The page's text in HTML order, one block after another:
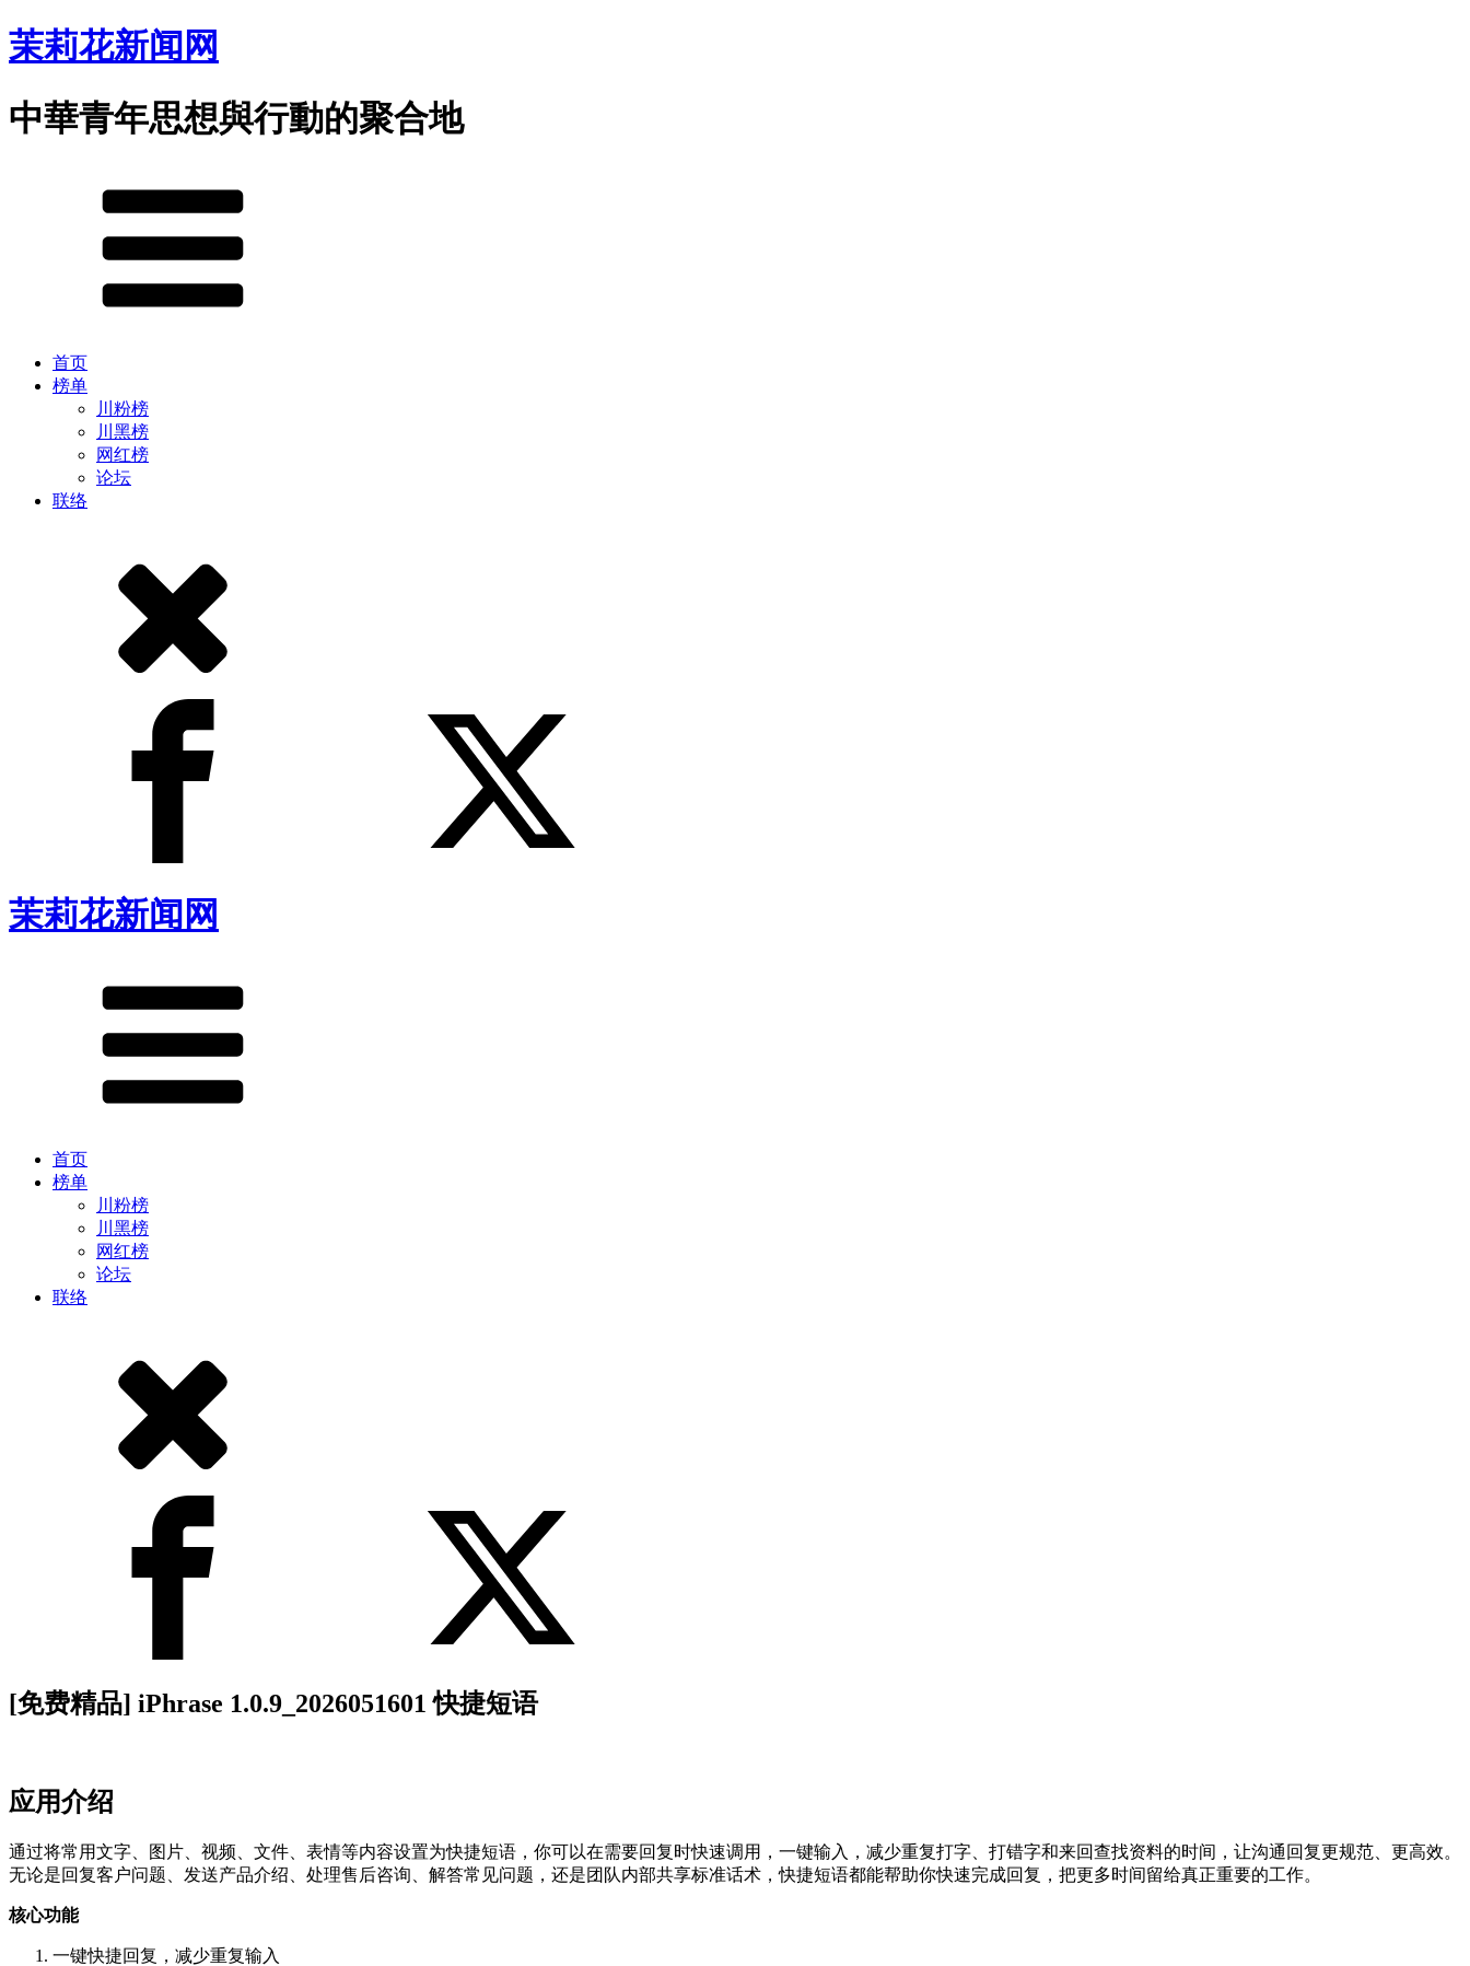
茉莉花新闻网
中華青年思想與行動的聚合地
首页
榜单
川粉榜
川黑榜
网红榜
论坛
联络
茉莉花新闻网
首页
榜单
川粉榜
川黑榜
网红榜
论坛
联络
[免费精品] iPhrase 1.0.9_2026051601 快捷短语
应用介绍
通过将常用文字、图片、视频、文件、表情等内容设置为快捷短语，你可以在需要回复时快速调用，一键输入，减少重复打字、打错字和来回查找资料的时间，让沟通回复更规范、更高效。
无论是回复客户问题、发送产品介绍、处理售后咨询、解答常见问题，还是团队内部共享标准话术，快捷短语都能帮助你快速完成回复，把更多时间留给真正重要的工作。
核心功能
一键快捷回复，减少重复输入